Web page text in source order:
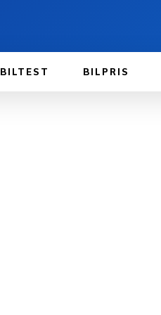
BILTEST BILPRIS